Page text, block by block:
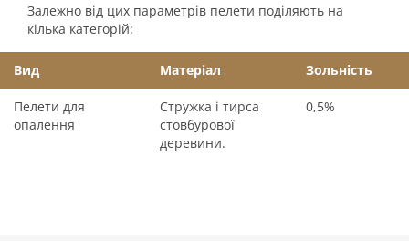
Залежно від цих параметрів пелети поділяють на
кілька категорій:
Вид Матеріал Зольність
Пелети для
опалення
Стружка і тирса
стовбурової
деревини.
0,5%